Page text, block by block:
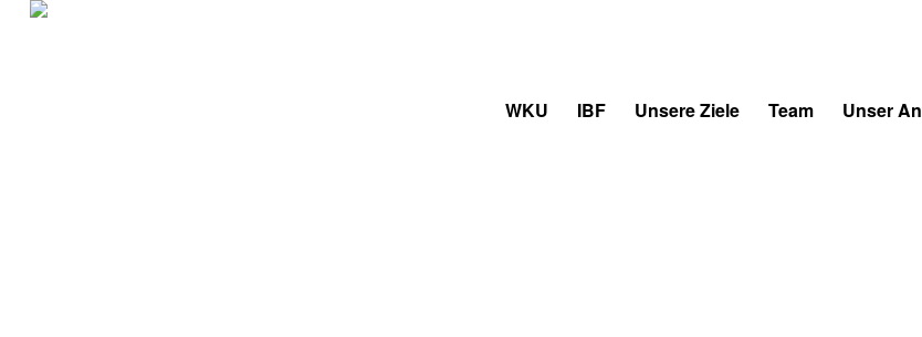
WKU IBF Unsere Ziele Team Unser